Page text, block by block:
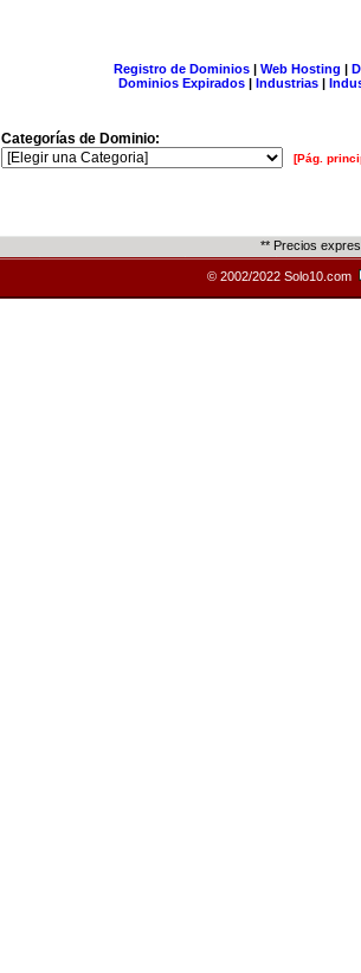
Registro de Dominios| Web Hosting |
Dominios Expirados | Industrias |
Categorías de Dominio:
[Pág.
** Precios
© 2002/2022 Solo10.com